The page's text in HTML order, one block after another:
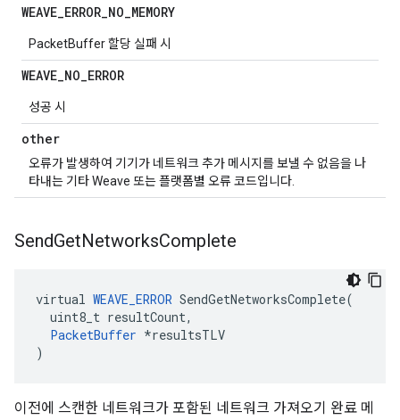
WEAVE_ERROR_NO_MEMORY
PacketBuffer 할당 실패 시
WEAVE_NO_ERROR
성공 시
other
오류가 발생하여 기기가 네트워크 추가 메시지를 보낼 수 없음을 나
타내는 기타 Weave 또는 플랫폼별 오류 코드입니다.
SendGetNetworksComplete
virtual WEAVE_ERROR SendGetNetworksComplete(
  uint8_t resultCount,
PacketBuffer *resultsTLV
)
이전에 스캔한 네트워크가 포함된 네트워크 가져오기 완료 메